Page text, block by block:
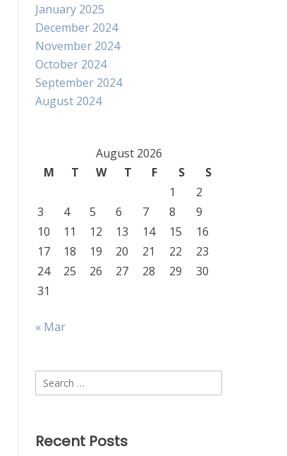
January 2025
December 2024
November 2024
October 2024
September 2024
August 2024
August 2026
M
T W T F S
S
1
2
3
4 5 6 7 8
9
10
11 12 13 14 15
16
17
18 19 20 21 22
23
24
25 26 27 28 29
30
31
« Mar
Search
for:
Recent Posts